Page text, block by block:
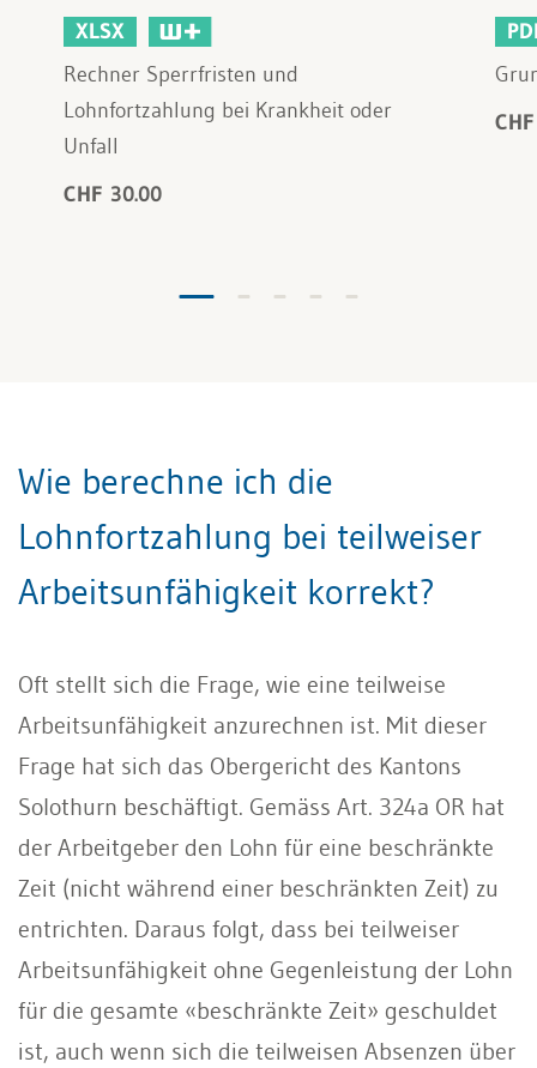
XLSX
Rechner Sperrfristen und
Lohnfortzahlung bei Krankheit oder
Unfall
CHF 30.00
Wie berechne ich die
Lohnfortzahlung bei teilweiser
Arbeitsunfähigkeit korrekt?
Oft stellt sich die Frage, wie eine teilweise
Arbeitsunfähigkeit anzurechnen ist. Mit dieser
Frage hat sich das Obergericht des Kantons
Solothurn beschäftigt. Gemäss Art. 324a OR hat
der Arbeitgeber den Lohn für eine beschränkte
Zeit (nicht während einer beschränkten Zeit) zu
entrichten. Daraus folgt, dass bei teilweiser
Arbeitsunfähigkeit ohne Gegenleistung der Lohn
für die gesamte «beschränkte Zeit» geschuldet
ist, auch wenn sich die teilweisen Absenzen über